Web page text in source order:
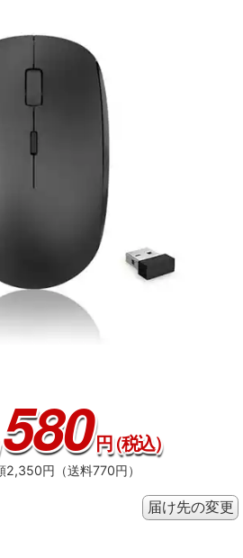
円（税込）
2,350円（送料770円）
届け先の変更